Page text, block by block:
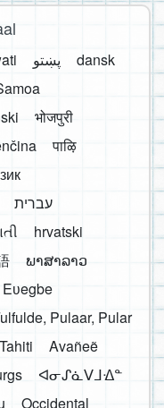
پښتو
dansk
भोजपुरी
पाऴि
עברית
hrvatski
ພາສາລາວ
Eʋegbe
Pulaar, Pular
Avañeẽ
ᐊᓂᔑᓈᐯᒧᐎᓐ
Occidental